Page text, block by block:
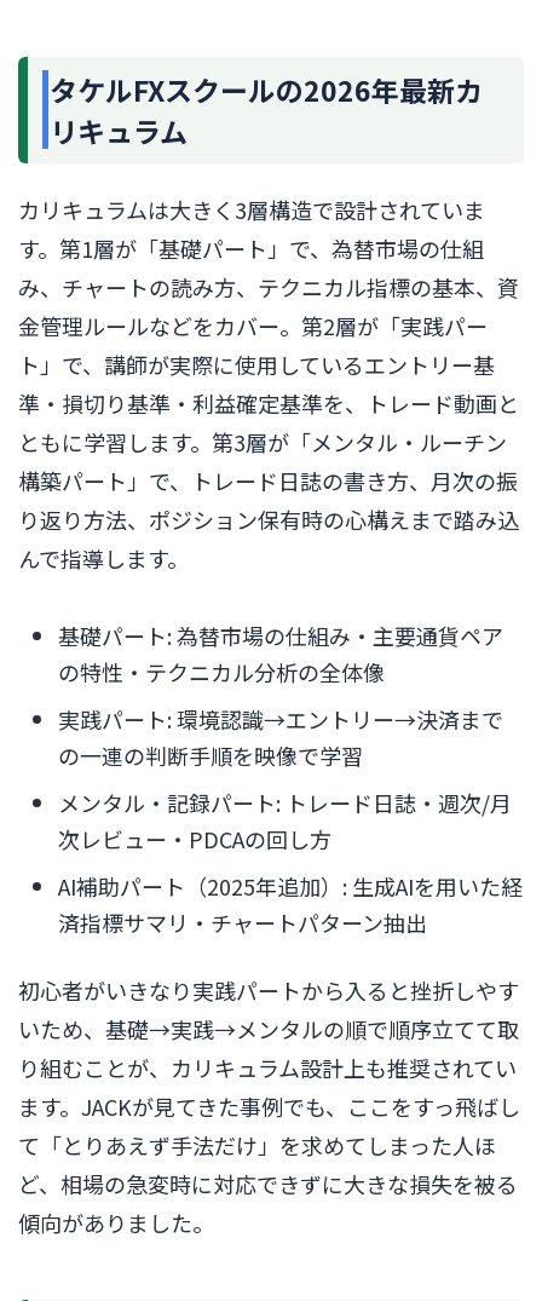
タケルFXスクールの2026年最新カ
リキュラム
カリキュラムは大きく3層構造で設計されていま
す。第1層が「基礎パート」で、為替市場の仕組
み、チャートの読み方、テクニカル指標の基本、資
金管理ルールなどをカバー。第2層が「実践パー
ト」で、講師が実際に使用しているエントリー基
準・損切り基準・利益確定基準を、トレード動画と
ともに学習します。第3層が「メンタル・ルーチン
構築パート」で、トレード日誌の書き方、月次の振
り返り方法、ポジション保有時の心構えまで踏み込
んで指導します。
基礎パート: 為替市場の仕組み・主要通貨ペア
の特性・テクニカル分析の全体像
実践パート: 環境認識→エントリー→決済まで
の一連の判断手順を映像で学習
メンタル・記録パート: トレード日誌・週次/月
次レビュー・PDCAの回し方
AI補助パート（2025年追加）: 生成AIを用いた経
済指標サマリ・チャートパターン抽出
初心者がいきなり実践パートから入ると挫折しやす
いため、基礎→実践→メンタルの順で順序立てて取
り組むことが、カリキュラム設計上も推奨されてい
ます。JACKが見てきた事例でも、ここをすっ飛ばし
て「とりあえず手法だけ」を求めてしまった人ほ
ど、相場の急変時に対応できずに大きな損失を被る
傾向がありました。